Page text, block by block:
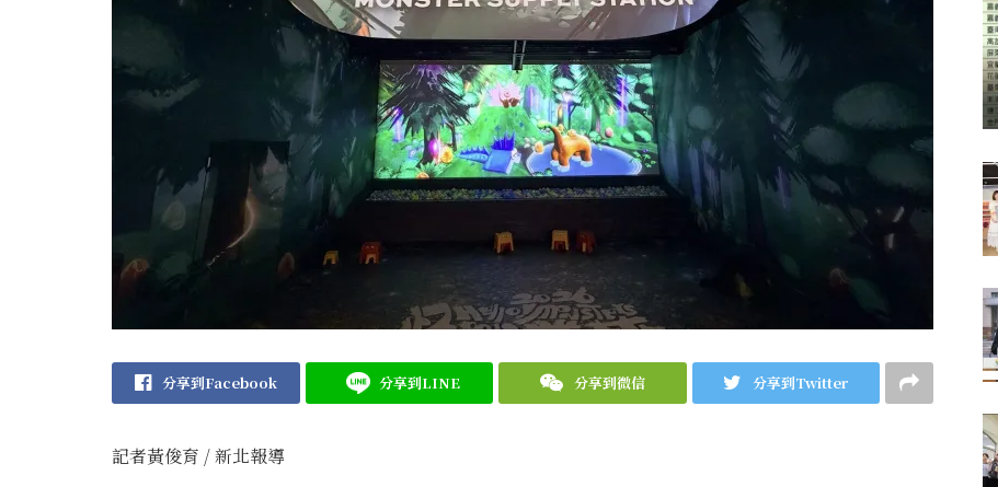
分享到Facebook 分享到LINE 分享到微信 分享到Twitter
記者黃俊育 / 新北報導